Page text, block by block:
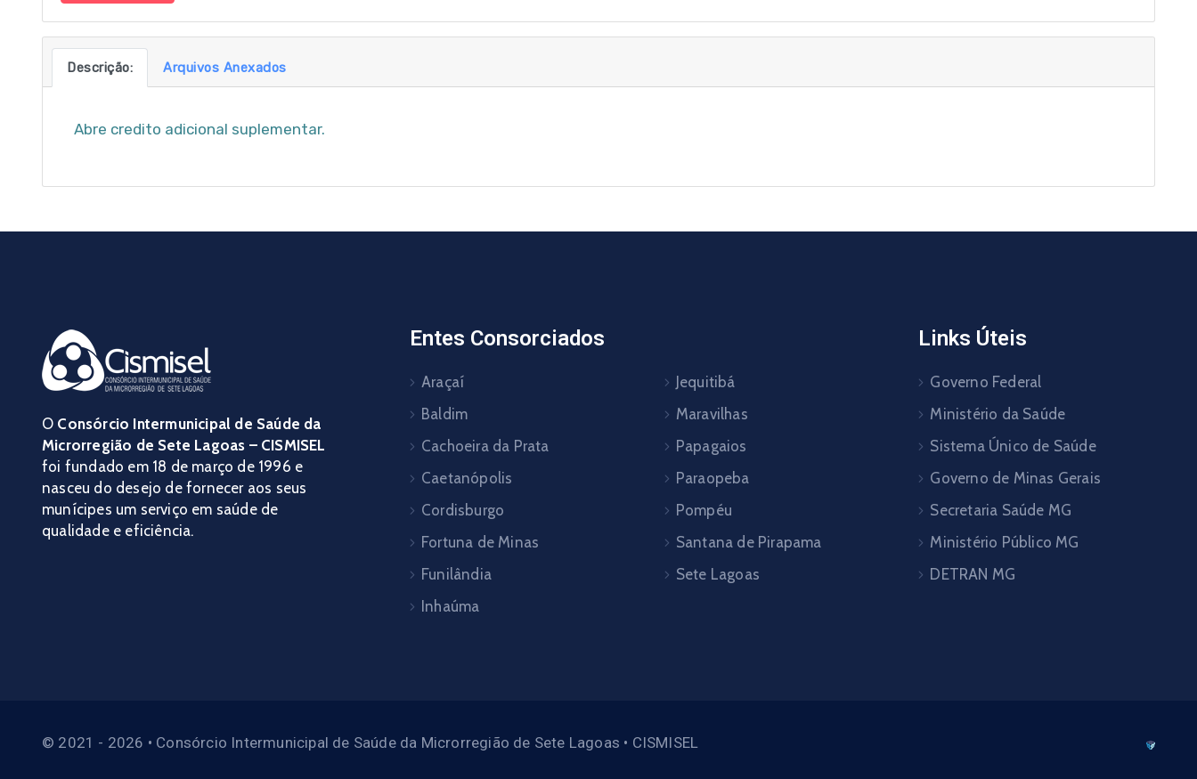
Descrição: Arquivos Anexados
Abre credito adicional suplementar.
O Consórcio Intermunicipal de Saúde da
Microrregião de Sete Lagoas – CISMISEL
foi fundado em 18 de março de 1996 e
nasceu do desejo de fornecer aos seus
munícipes um serviço em saúde de
qualidade e eficiência.
Entes Consorciados
Araçaí
Baldim
Cachoeira da Prata
Caetanópolis
Cordisburgo
Fortuna de Minas
Funilândia
Inhaúma
Jequitibá
Maravilhas
Papagaios
Paraopeba
Pompéu
Santana de Pirapama
Sete Lagoas
Links Úteis
Governo Federal
Ministério da Saúde
Sistema Único de Saúde
Governo de Minas Gerais
Secretaria Saúde MG
Ministério Público MG
DETRAN MG
© 2021 - 2026 • Consórcio Intermunicipal de Saúde da Microrregião de Sete Lagoas • CISMISEL